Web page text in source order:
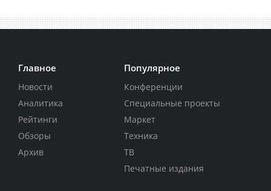
Главное
Новости
Аналитика
Рейтинги
Обзоры
Архив
Популярное
Конференции
Специальные проекты
Маркет
Техника
ТВ
Печатные издания